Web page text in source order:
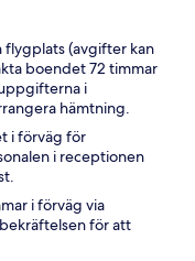
(avgifter kan
boendet 72 timmar
i
hämtning.
i förväg för
i receptionen
i förväg via
för att